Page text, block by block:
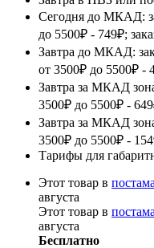
Сегодня до МКАД:
до 5500₽ - 749₽;
Завтра до МКАД:
от 3500₽ до 5500₽ -
Завтра за МКАД
3500₽ до 5500₽ -
Завтра за МКАД
3500₽ до 5500₽ -
Тарифы для
Этот товар в
августа
Этот товар в
августа
Бесплатно